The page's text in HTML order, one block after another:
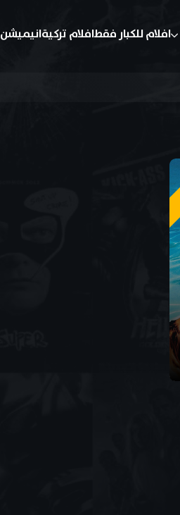
افلام للكبار فقطافلام تركيةانيميشن